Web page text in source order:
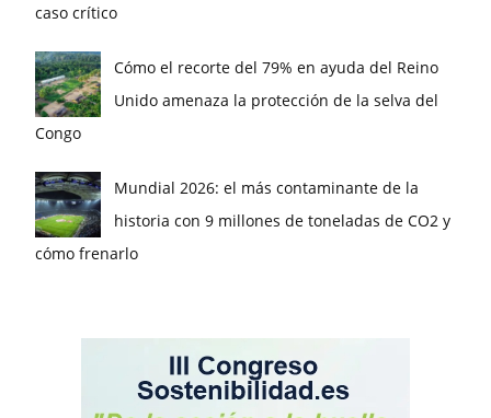
caso crítico
Cómo el recorte del 79% en ayuda del Reino
Unido amenaza la protección de la selva del
Congo
Mundial 2026: el más contaminante de la
historia con 9 millones de toneladas de CO2 y
cómo frenarlo